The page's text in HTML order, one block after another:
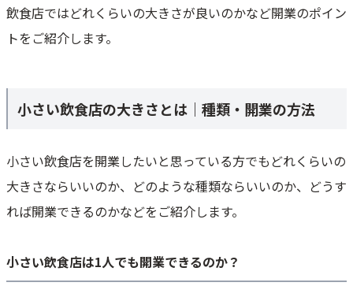
個性が出しやすく常連客がつきやすい
目が届きやすく行列がつくりやすい
大量に仕入れが出来ず仕入れコストが高め
小さい飲食店を成功させる５つのコツ
必要な資金を事前に調達しておく
開業してからの事業計画を立てる
飲食店ではどれくらいの大きさが良いのかなど開業のポイン
トをご紹介します。
小さい飲食店の大きさとは｜種類・開業の方法
小さい飲食店を開業したいと思っている方でもどれくらいの
大きさならいいのか、どのような種類ならいいのか、どうす
れば開業できるのかなどをご紹介します。
小さい飲食店は1人でも開業できるのか？